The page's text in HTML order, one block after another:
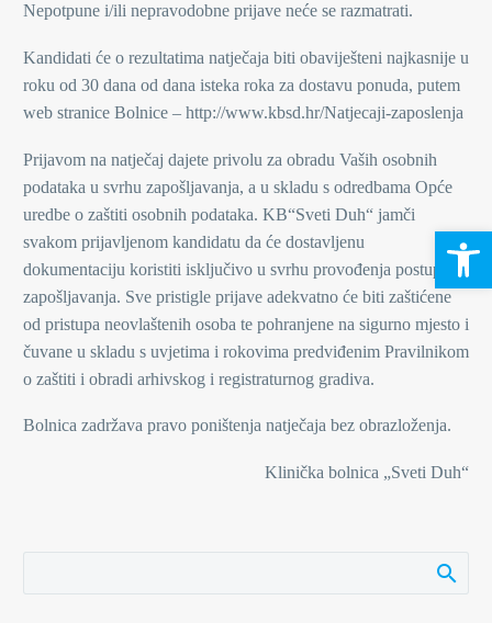
Nepotpune i/ili nepravodobne prijave neće se razmatrati.
Kandidati će o rezultatima natječaja biti obaviješteni najkasnije u
roku od 30 dana od dana isteka roka za dostavu ponuda, putem
web stranice Bolnice – http://www.kbsd.hr/Natjecaji-zaposlenja
Prijavom na natječaj dajete privolu za obradu Vaših osobnih
podataka u svrhu zapošljavanja, a u skladu s odredbama Opće
uredbe o zaštiti osobnih podataka. KB“Sveti Duh“ jamči
svakom prijavljenom kandidatu da će dostavljenu
dokumentaciju koristiti isključivo u svrhu provođenja postupka
zapošljavanja. Sve pristigle prijave adekvatno će biti zaštićene
od pristupa neovlaštenih osoba te pohranjene na sigurno mjesto i
čuvane u skladu s uvjetima i rokovima predviđenim Pravilnikom
o zaštiti i obradi arhivskog i registraturnog gradiva.
Bolnica zadržava pravo poništenja natječaja bez obrazloženja.
Klinička bolnica „Sveti Duh“